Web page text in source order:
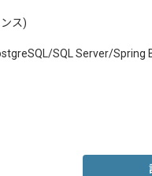
ス)
SQL Server/Spring